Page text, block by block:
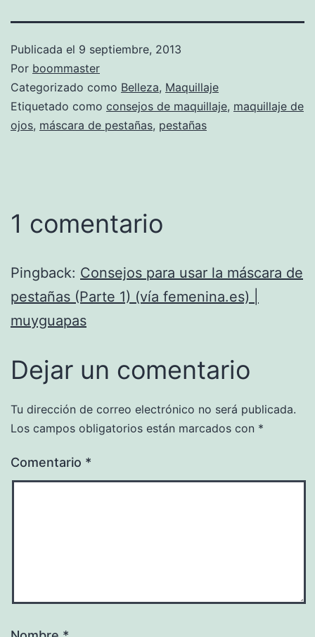
Publicada el 9 septiembre, 2013
Por boommaster
Categorizado como Belleza, Maquillaje
Etiquetado como consejos de maquillaje, maquillaje de
ojos, máscara de pestañas, pestañas
1 comentario
Pingback: Consejos para usar la máscara de
pestañas (Parte 1) (vía femenina.es) |
muyguapas
Dejar un comentario
Tu dirección de correo electrónico no será publicada.
Los campos obligatorios están marcados con *
Comentario *